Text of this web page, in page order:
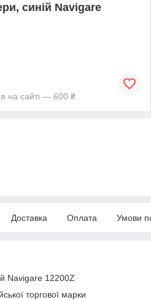
синій Navigare
на сайті — 600 ₴
Доставка Оплата Умови
Navigare 12200Z
торгової марки